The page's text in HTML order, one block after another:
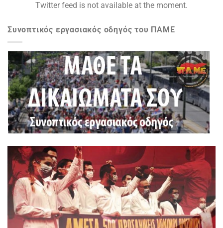
Twitter feed is not available at the moment.
Συνοπτικός εργασιακός οδηγός του ΠΑΜΕ